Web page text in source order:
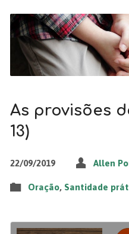
As provisões
13)
22/09/2019 Allen
Oração, Santidade